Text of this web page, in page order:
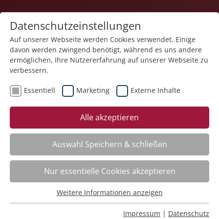
Kunst und Kreativität therapeutisch in
ihrer Wirkung anwenden
Datenschutzeinstellungen
Auf unserer Webseite werden Cookies verwendet. Einige
davon werden zwingend benötigt, während es uns andere
ermöglichen, Ihre Nutzererfahrung auf unserer Webseite zu
verbessern.
Essentiell Marketing Externe Inhalte
Alle akzeptieren
Auswahl Speichern & schließen
Nur essentielle Cookies akzeptieren
Essentielle Cookies werden für grundlegende Funktionen
Weitere Informationen anzeigen
Impressum | Datenschutz